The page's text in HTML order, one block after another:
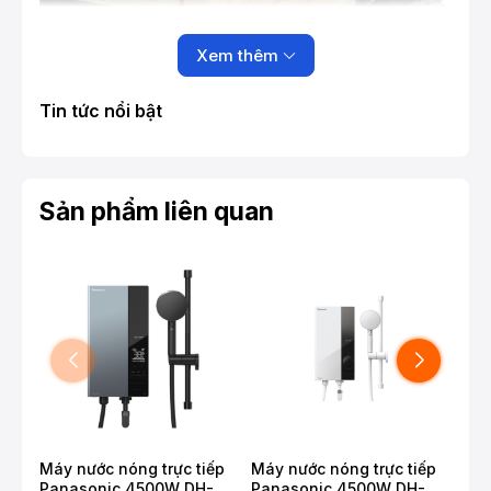
Xem thêm
Tin tức nổi bật
Sản phẩm liên quan
Máy nước nóng trực tiếp
Máy nước nóng trực tiếp